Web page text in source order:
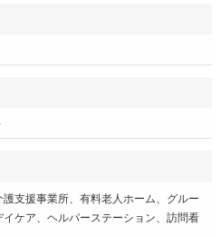
支援事業所、有料老人ホーム、グルー
ケア、ヘルパーステーション、訪問看